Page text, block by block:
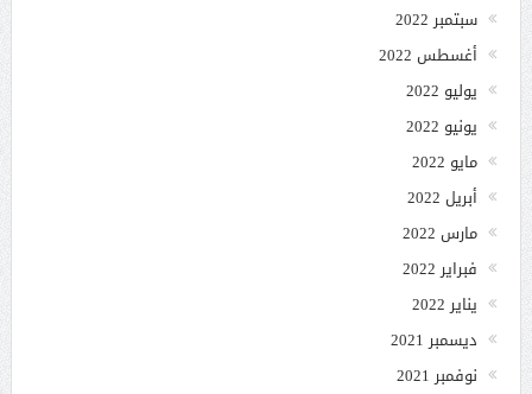
سبتمبر 2022
أغسطس 2022
يوليو 2022
يونيو 2022
مايو 2022
أبريل 2022
مارس 2022
فبراير 2022
يناير 2022
ديسمبر 2021
نوفمبر 2021